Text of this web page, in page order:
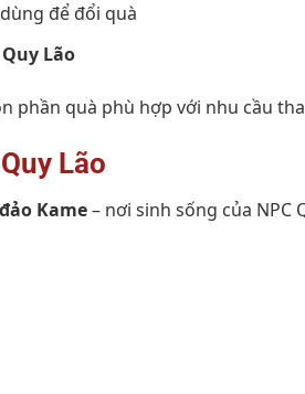
để đổi quà
Lão
phần quà phù hợp với nhu cầu
Lão
Kame– nơi sinh sống của NPC